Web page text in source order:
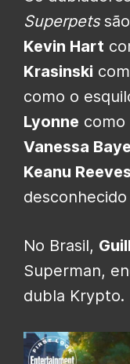
Superpetssão
Kevin Hart
Krasinski
como o
Lyonne
Vanessa
Keanu Reeves
No Brasil,
Superman,
dubla Krypto.